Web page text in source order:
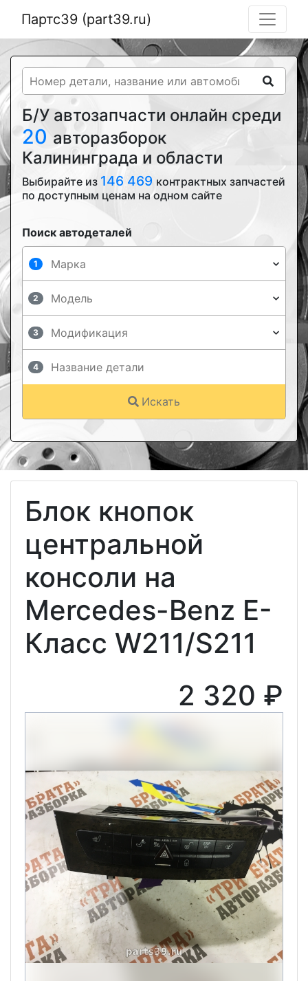
Партс39 (part39.ru)
Б/У автозапчасти онлайн среди
20 авторазборок
Калининграда и области
Выбирайте из 146 469 контрактных запчастей
по доступным ценам на одном сайте
Поиск автодеталей
1
2
3
4
Искать
Блок кнопок
центральной
консоли на
Mercedes-Benz E-
Класс W211/S211
2 320 ₽
Previous Next